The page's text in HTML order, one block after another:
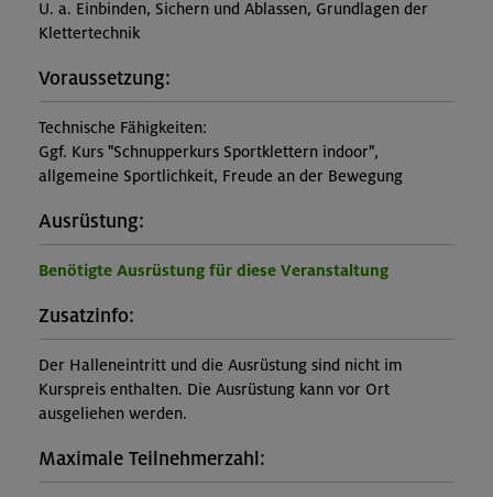
U. a. Einbinden, Sichern und Ablassen, Grundlagen der
Klettertechnik
Voraussetzung:
Technische Fähigkeiten:
Ggf. Kurs "Schnupperkurs Sportklettern indoor",
allgemeine Sportlichkeit, Freude an der Bewegung
Ausrüstung:
Benötigte Ausrüstung für diese Veranstaltung
Zusatzinfo:
Der Halleneintritt und die Ausrüstung sind nicht im
Kurspreis enthalten. Die Ausrüstung kann vor Ort
ausgeliehen werden.
Maximale Teilnehmerzahl: